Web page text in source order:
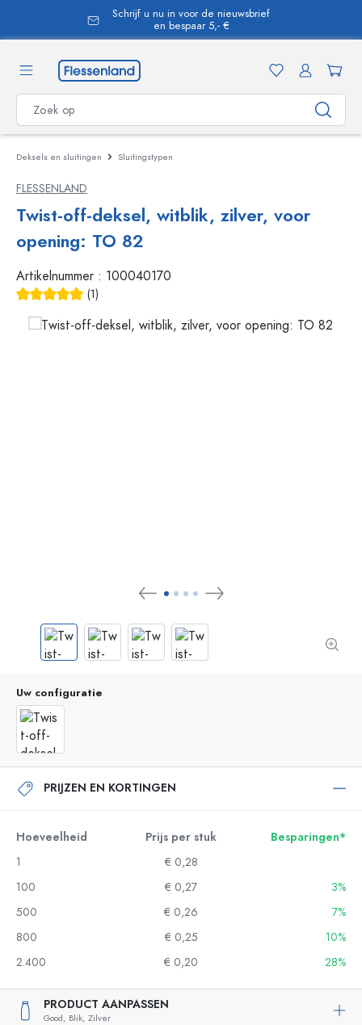
Schrijf u nu in voor de nieuwsbrief
en bespaar 5,- €
Deksels en sluitingen Sluitingstypen
FLESSENLAND
Twist-off-deksel, witblik, zilver, voor
opening: TO 82
Artikelnummer : 100040170
(1)
Uw configuratie
PRIJZEN EN KORTINGEN
Hoeveelheid Prijs per stuk
Besparingen*
1
€ 0,28
100
€ 0,27
3%
500
€ 0,26
7%
800
€ 0,25
10%
2.400
€ 0,20 28%
PRODUCT AANPASSEN
Good, Blik, Zilver